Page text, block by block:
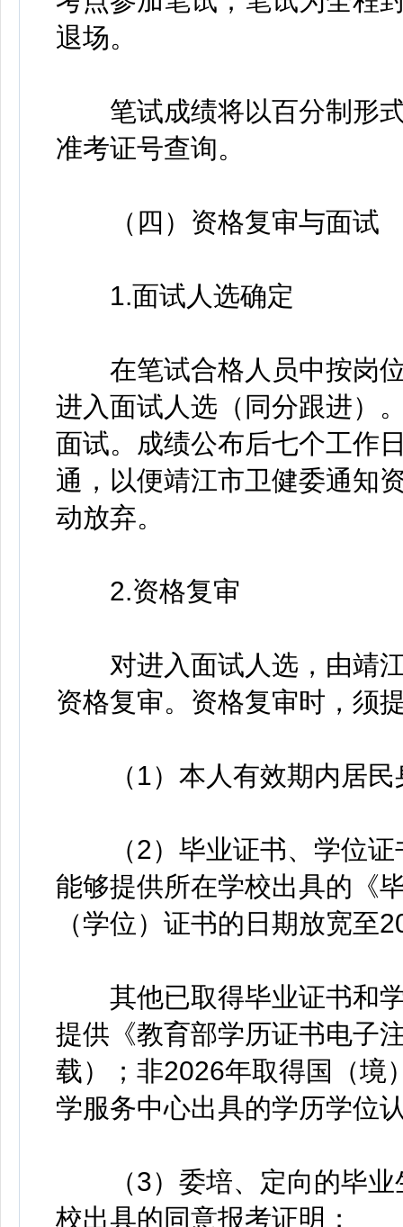
退场。
笔试成绩将以百分制形式
准考证号查询。
（四）资格复审与面试
1.面试人选确定
在笔试合格人员中按岗位
进入面试人选（同分跟进）
面试。成绩公布后七个工作
通，以便靖江市卫健委通知
动放弃。
2.资格复审
对进入面试人选，由靖江
资格复审。资格复审时，须
（1）本人有效期内居民
（2）毕业证书、学位证
能够提供所在学校出具的《
（学位）证书的日期放宽至
其他已取得毕业证书和学
提供《教育部学历证书电子
载）；非2026年取得国（境
学服务中心出具的学历学位
（3）委培、定向的毕业
校出具的同意报考证明；